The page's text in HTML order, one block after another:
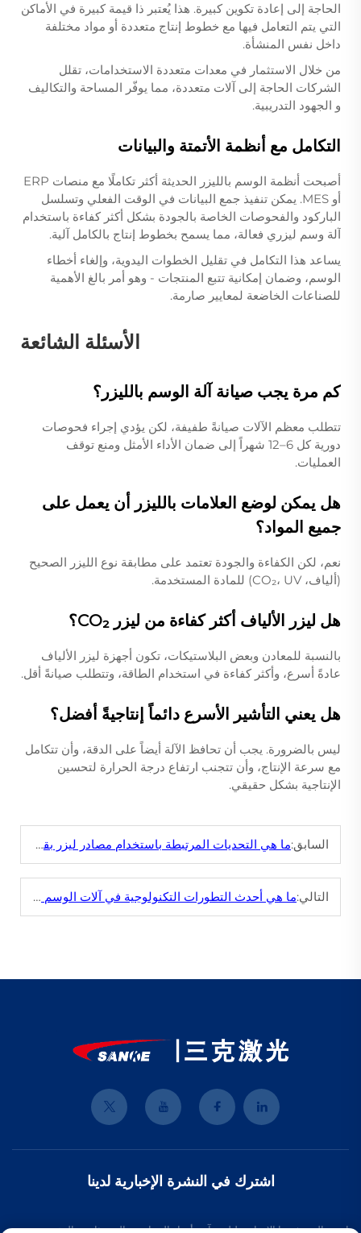
الحاجة إلى إعادة تكوين كبيرة. هذا يُعتبر ذا قيمة كبيرة في الأماكن
التي يتم التعامل فيها مع خطوط إنتاج متعددة أو مواد مختلفة
داخل نفس المنشأة.
من خلال الاستثمار في معدات متعددة الاستخدامات، تقلل
الشركات الحاجة إلى آلات متعددة، مما يوفّر المساحة والتكاليف
و الجهود التدريبية.
التكامل مع أنظمة الأتمتة والبيانات
أصبحت أنظمة الوسم بالليزر الحديثة أكثر تكاملًا مع منصات ERP
أو MES. يمكن تنفيذ جمع البيانات في الوقت الفعلي وتسلسل
الباركود والفحوصات الخاصة بالجودة بشكل أكثر كفاءة باستخدام
آلة وسم ليزري فعالة، مما يسمح بخطوط إنتاج بالكامل آلية.
يساعد هذا التكامل في تقليل الخطوات اليدوية، وإلغاء أخطاء
الوسم، وضمان إمكانية تتبع المنتجات - وهو أمر بالغ الأهمية
للصناعات الخاضعة لمعايير صارمة.
الأسئلة الشائعة
كم مرة يجب صيانة آلة الوسم بالليزر؟
تتطلب معظم الآلات صيانةً طفيفة، لكن يؤدي إجراء فحوصات
دورية كل 6–12 شهراً إلى ضمان الأداء الأمثل ومنع توقف
العمليات.
هل يمكن لوضع العلامات بالليزر أن يعمل على
جميع المواد؟
نعم، لكن الكفاءة والجودة تعتمد على مطابقة نوع الليزر الصحيح
(ألياف، CO₂، UV) للمادة المستخدمة.
هل ليزر الألياف أكثر كفاءة من ليزر CO₂؟
بالنسبة للمعادن وبعض البلاستيكات، تكون أجهزة ليزر الألياف
عادةً أسرع، وأكثر كفاءة في استخدام الطاقة، وتتطلب صيانةً أقل.
هل يعني التأشير الأسرع دائماً إنتاجيةً أفضل؟
ليس بالضرورة. يجب أن تحافظ الآلة أيضاً على الدقة، وأن تتكامل
مع سرعة الإنتاج، وأن تتجنب ارتفاع درجة الحرارة لتحسين
الإنتاجية بشكل حقيقي.
السابق:ما هي التحديات المرتبطة باستخدام مصادر ليزر بقوة عالية في البيئات الصناعية؟
التالي:ما هي أحدث التطورات التكنولوجية في آلات الوسم بالليزر، وكيف يمكن أن تستفيد منها صناعتي الخاصة؟
اشترك في النشرة الإخبارية لدينا
انضم إلى نشرتنا الإخبارية لتلقي آخر أخبار الصناعة، والتحديثات، والرؤى من